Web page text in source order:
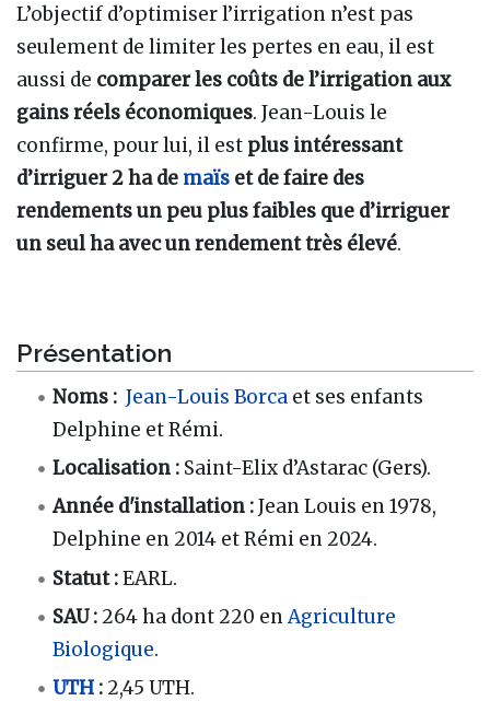
L’objectif d’optimiser l’irrigation n’est pas
seulement de limiter les pertes en eau, il est
aussi de comparer les coûts de l’irrigation aux
gains réels économiques. Jean-Louis le
confirme, pour lui, il est plus intéressant
d’irriguer 2 ha de maïs et de faire des
rendements un peu plus faibles que d’irriguer
un seul ha avec un rendement très élevé.
Présentation
Noms : Jean-Louis Borca et ses enfants
Delphine et Rémi.
Localisation : Saint-Elix d’Astarac (Gers).
Année d'installation :Jean Louis en 1978,
Delphine en 2014 et Rémi en 2024.
Statut :EARL.
SAU : 264 ha dont 220 enAgriculture
Biologique.
UTH : 2,45 UTH.